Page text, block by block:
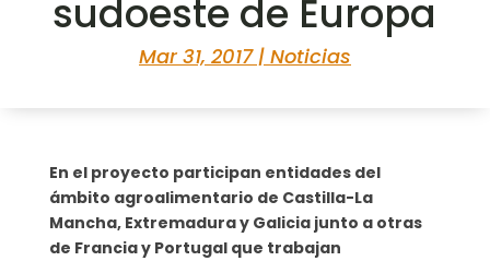
sudoeste de Europa
Mar 31, 2017| Noticias
En el proyecto participan entidades del
ámbito agroalimentario de Castilla-La
Mancha, Extremadura y Galicia junto a otras
de Francia y Portugal que trabajan